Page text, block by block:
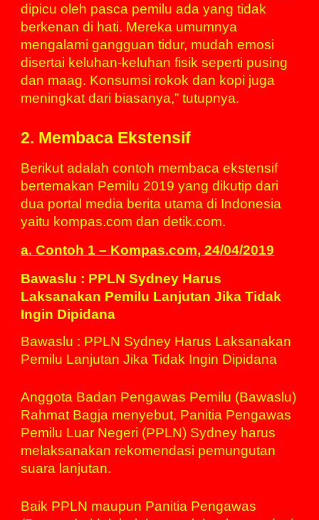
dipicu oleh pasca pemilu ada yang tidak
berkenan di hati. Mereka umumnya
mengalami gangguan tidur, mudah emosi
disertai keluhan-keluhan fisik seperti pusing
dan maag. Konsumsi rokok dan kopi juga
meningkat dari biasanya,” tutupnya.
2. Membaca Ekstensif
Berikut adalah contoh membaca ekstensif
bertemakan Pemilu 2019 yang dikutip dari
dua portal media berita utama di Indonesia
yaitu kompas.com dan detik.com.
a. Contoh 1 – Kompas.com, 24/04/2019
Bawaslu : PPLN Sydney Harus
Laksanakan Pemilu Lanjutan Jika Tidak
Ingin Dipidana
Bawaslu : PPLN Sydney Harus Laksanakan
Pemilu Lanjutan Jika Tidak Ingin Dipidana
Anggota Badan Pengawas Pemilu (Bawaslu)
Rahmat Bagja menyebut, Panitia Pengawas
Pemilu Luar Negeri (PPLN) Sydney harus
melaksanakan rekomendasi pemungutan
suara lanjutan.
Baik PPLN maupun Panitia Pengawas